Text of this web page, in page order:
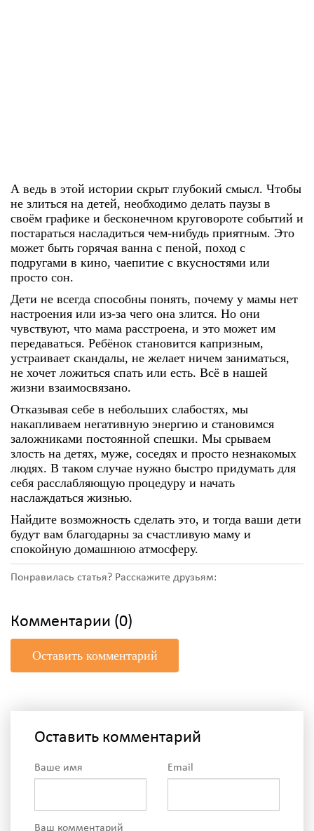
А ведь в этой истории скрыт глубокий смысл. Чтобы
не злиться на детей, необходимо делать паузы в
своём графике и бесконечном круговороте событий и
постараться насладиться чем-нибудь приятным. Это
может быть горячая ванна с пеной, поход с
подругами в кино, чаепитие с вкусностями или
просто сон.
Дети не всегда способны понять, почему у мамы нет
настроения или из-за чего она злится. Но они
чувствуют, что мама расстроена, и это может им
передаваться. Ребёнок становится капризным,
устраивает скандалы, не желает ничем заниматься,
не хочет ложиться спать или есть. Всё в нашей
жизни взаимосвязано.
Отказывая себе в небольших слабостях, мы
накапливаем негативную энергию и становимся
заложниками постоянной спешки. Мы срываем
злость на детях, муже, соседях и просто незнакомых
людях. В таком случае нужно быстро придумать для
себя расслабляющую процедуру и начать
наслаждаться жизнью.
Найдите возможность сделать это, и тогда ваши дети
будут вам благодарны за счастливую маму и
спокойную домашнюю атмосферу.
Понравилась статья? Расскажите друзьям:
Комментарии (0)
Оставить комментарий
Оставить комментарий
Ваше имя Email
Ваш комментарий